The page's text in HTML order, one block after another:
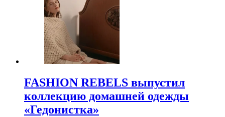
FASHION REBELS выпустил
коллекцию домашней одежды
«Гедонистка»